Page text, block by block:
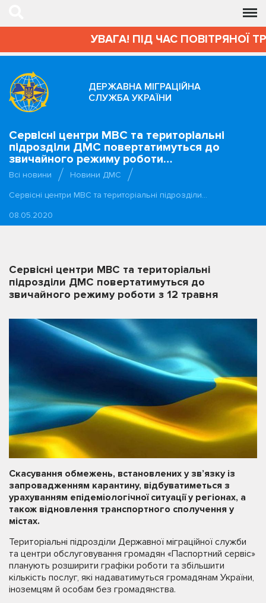
УВАГА! ПІД ЧАС ПОВІТРЯНОЇ
ДЕРЖАВНА МІГРАЦІЙНА
СЛУЖБА УКРАЇНИ
Сервісні центри МВС та територіальні
підрозділи ДМС повертатимуться до
звичайного режиму роботи…
Всі новини
Новини ДМС
Сервісні центри МВС та територіальні підрозділи…
08.05.2020
Сервісні центри МВС та територіальні
підрозділи ДМС повертатимуться до
звичайного режиму роботи з 12 травня
Скасування обмежень, встановлених у зв’язку із
запровадженням карантину, відбуватиметься з
урахуванням епідеміологічної ситуації у регіонах, а
також відновлення транспортного сполучення у
містах.
Територіальні підрозділи Державної міграційної служби
та центри обслуговування громадян «Паспортний сервіс»
планують розширити графіки роботи та збільшити
кількість послуг, які надаватимуться громадянам України,
іноземцям й особам без громадянства.